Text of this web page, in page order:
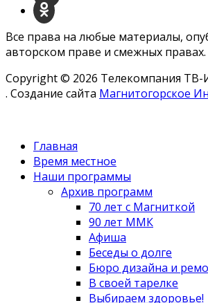
Все права на любые материалы,
авторском праве и смежных
Copyright © 2026 Телекомпания
. Создание сайта Магнитогорское
Главная
Время местное
Наши программы
Архив программ
70 лет с Магниткой
90 лет ММК
Афиша
Беседы о долге
Бюро дизайна и
В своей тарелке
Выбираем здоровье!